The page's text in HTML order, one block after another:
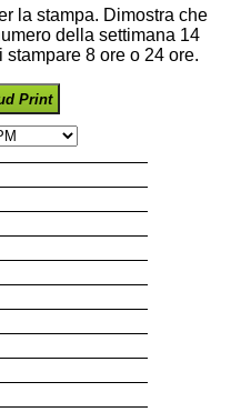
la stampa. Dimostra che
della settimana 14
8 ore o 24 ore.
Print